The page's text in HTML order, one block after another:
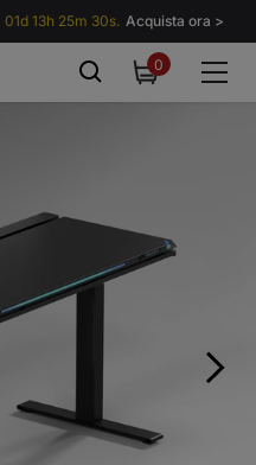
01d 13h 25m 28s. Acquista ora >
00